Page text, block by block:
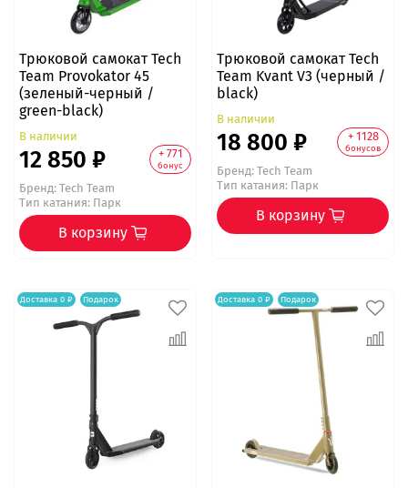
Трюковой самокат Tech
Team Provokator 45
(зеленый-черный /
green-black)
В наличии
12 850 ₽ + 771
бонус
Бренд:Tech Team
Тип катания: Парк
В корзину
Трюковой самокат Tech
Team Kvant V3 (черный /
black)
В наличии
18 800 ₽ + 1128
бонусов
Бренд:Tech Team
Тип катания: Парк
В корзину
Доставка 0 ₽ Подарок Доставка 0 ₽ Подарок